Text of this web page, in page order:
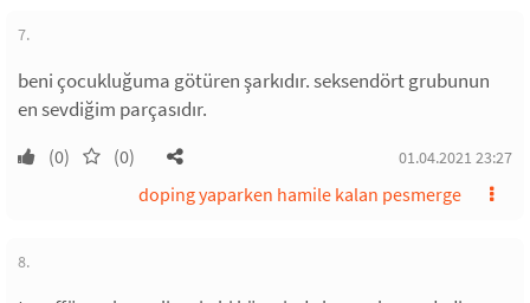
7.
beni çocukluğuma götüren şarkıdır. seksendört grubunun
en sevdiğim parçasıdır.
(0) (0) 01.04.2021 23:27
doping yaparken hamile kalan pesmerge
8.